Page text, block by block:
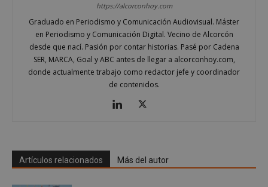
https://alcorconhoy.com
Graduado en Periodismo y Comunicación Audiovisual. Máster
en Periodismo y Comunicación Digital. Vecino de Alcorcón
desde que nací. Pasión por contar historias. Pasé por Cadena
SER, MARCA, Goal y ABC antes de llegar a alcorconhoy.com,
donde actualmente trabajo como redactor jefe y coordinador
de contenidos.
Artículos relacionados Más del autor
El sitio web no se puede utilizar correctamente sin
Nombre
Proveedor/
Dominio
PHPSESSID
PHP.net
alcorconhoy.com